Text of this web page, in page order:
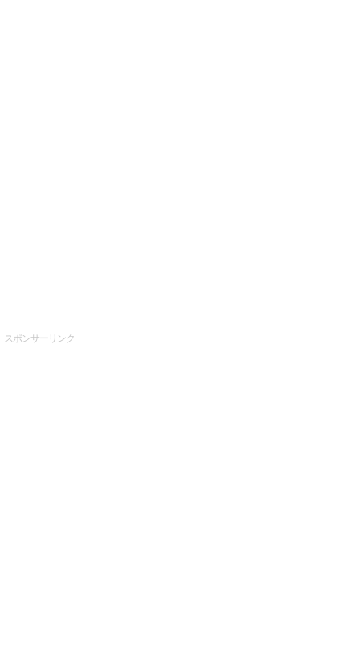
スポンサーリンク